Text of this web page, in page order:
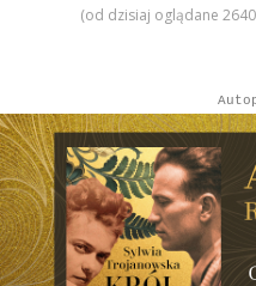
(od dzisiaj oglądane